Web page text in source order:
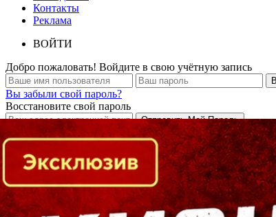
Контакты
Реклама
ВОЙТИ
Добро пожаловать! Войдите в свою учётную запись
Вы забыли свой пароль?
Восстановите свой пароль
Кто есть кто в Байкальском регионе